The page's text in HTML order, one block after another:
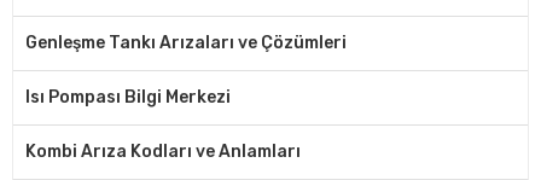
Genleşme Tankı Arızaları ve Çözümleri
Isı Pompası Bilgi Merkezi
Kombi Arıza Kodları ve Anlamları